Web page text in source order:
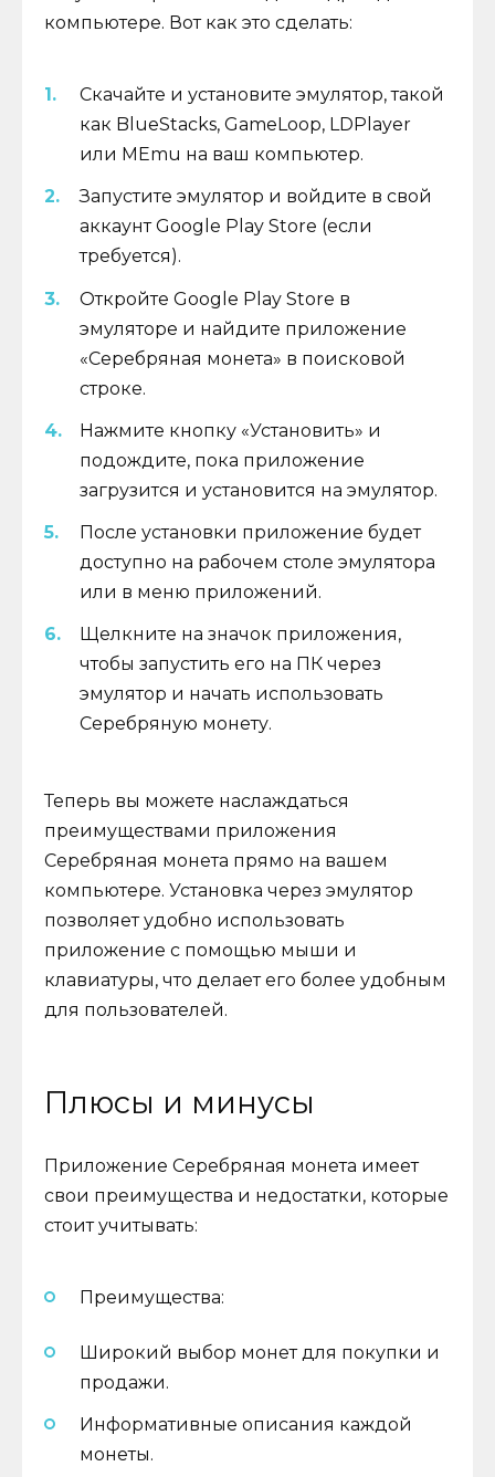
компьютере. Вот как это сделать:
Скачайте и установите эмулятор, такой
как BlueStacks, GameLoop, LDPlayer
или MEmu на ваш компьютер.
Запустите эмулятор и войдите в свой
аккаунт Google Play Store (если
требуется).
Откройте Google Play Store в
эмуляторе и найдите приложение
«Серебряная монета» в поисковой
строке.
Нажмите кнопку «Установить» и
подождите, пока приложение
загрузится и установится на эмулятор.
После установки приложение будет
доступно на рабочем столе эмулятора
или в меню приложений.
Щелкните на значок приложения,
чтобы запустить его на ПК через
эмулятор и начать использовать
Серебряную монету.
Теперь вы можете наслаждаться
преимуществами приложения
Серебряная монета прямо на вашем
компьютере. Установка через эмулятор
позволяет удобно использовать
приложение с помощью мыши и
клавиатуры, что делает его более удобным
для пользователей.
Плюсы и минусы
Приложение Серебряная монета имеет
свои преимущества и недостатки, которые
стоит учитывать:
Преимущества:
Широкий выбор монет для покупки и
продажи.
Информативные описания каждой
монеты.